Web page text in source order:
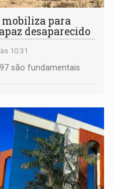
mobiliza para
desaparecido
10:31
são fundamentais